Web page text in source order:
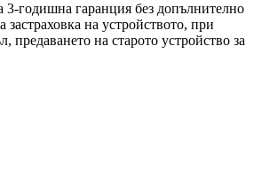
3-годишна гаранция без допълнително
на устройството, при
на старото устройство за